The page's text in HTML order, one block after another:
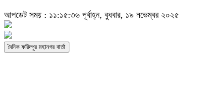
আপডেট সময় : ১১:১৫:৩৬ পূর্বাহ্ন, বুধবার, ১৯ নভেম্বর ২০২৫
দৈনিক ফরিদপুর মহানগর বার্তা